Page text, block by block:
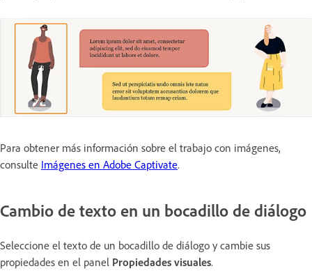
Para obtener más información sobre el trabajo con imágenes,
consulte Imágenes en Adobe Captivate.
Cambio de texto en un bocadillo de diálogo
Seleccione el texto de un bocadillo de diálogo y cambie sus
propiedades en el panel Propiedades visuales.